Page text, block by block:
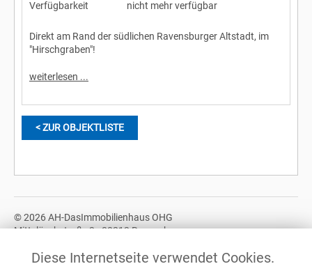
Verfügbarkeit
nicht mehr verfügbar
Direkt am Rand der südlichen Ravensburger Altstadt, im
"Hirschgraben"!
weiterlesen ...
< ZUR OBJEKTLISTE
© 2026 AH-DasImmobilienhaus OHG
Mittelöschstraße 3 - 88213 Ravensburg
Diese Internetseite verwendet Cookies.